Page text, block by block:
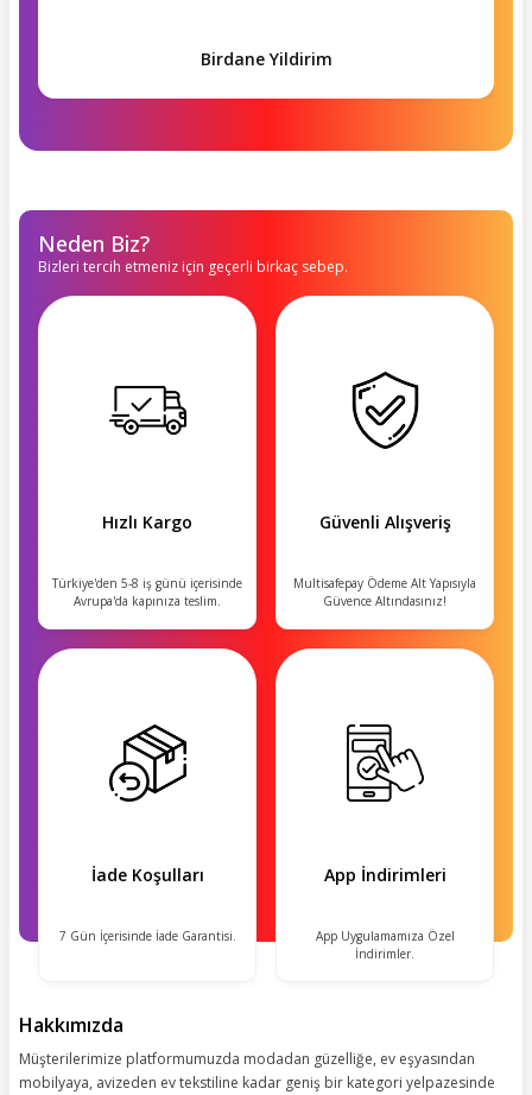
Birdane Yildirim
Neden Biz?
Bizleri tercih etmeniz için geçerli birkaç sebep.
Hızlı Kargo
Türkiye'den 5-8 iş günü içerisinde
Avrupa'da kapınıza teslim.
Güvenli Alışveriş
Multisafepay Ödeme Alt Yapısıyla
Güvence Altındasınız!
İade Koşulları
7 Gün İçerisinde İade Garantisi.
App İndirimleri
App Uygulamamıza Özel
İndirimler.
Hakkımızda
Müşterilerimize platformumuzda modadan güzelliğe, ev eşyasından
mobilyaya, avizeden ev tekstiline kadar geniş bir kategori yelpazesinde